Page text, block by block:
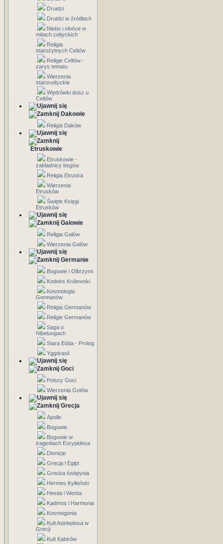
Druidzi
Druidzi w źródłach
Niebo i słońce w
mitach celtyckich
Religia
starożytnych Celtów
Religie Celtów -
zarys tematu
Wierzenia
staroceltyckie
Wędrówki dusz u
Celtów
Dakowie
Religia Daków
Etruskowie
Etruskowie -
zakładnicy bogów
Religia Etruska
Wierzenia
Etrusków
Święte Księgi
Etrusków
Galowie
Religia Galów
Wierzenia Galów
Germanie
Bogowie i Olbrzymi
Kodeks Królewski
Kosmologia
Germanów
Religia Germanów
Religie Germanów
Saga o
Nibelungach
Stara Edda - Prolog
Yggdrasil
Goci
Polscy Goci
Wierzenia Gotów
Grecja
Apollo
Bogowie
Bogowie w
tragediach Eurypidesa
Dionizje
Grecja i Egipt
Grecka świątynia
Hermes Kylleński
Hestia i Westa
Kadmos i Harmonia
Kosmogonia
Kult Asklepiosa w
Grecji
Kult Kabirów